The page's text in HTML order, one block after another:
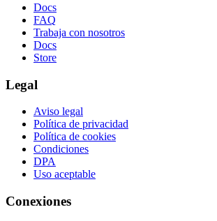
Docs
FAQ
Trabaja con nosotros
Docs
Store
Legal
Aviso legal
Política de privacidad
Política de cookies
Condiciones
DPA
Uso aceptable
Conexiones